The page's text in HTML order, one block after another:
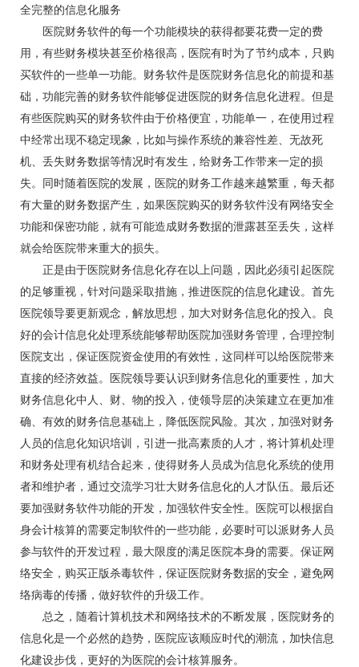
全完整的信息化服务
医院财务软件的每一个功能模块的获得都要花费一定的费
用，有些财务模块甚至价格很高，医院有时为了节约成本，只购
买软件的一些单一功能。财务软件是医院财务信息化的前提和基
础，功能完善的财务软件能够促进医院的财务信息化进程。但是
有些医院购买的财务软件由于价格便宜，功能单一，在使用过程
中经常出现不稳定现象，比如与操作系统的兼容性差、无故死
机、丢失财务数据等情况时有发生，给财务工作带来一定的损
失。同时随着医院的发展，医院的财务工作越来越繁重，每天都
有大量的财务数据产生，如果医院购买的财务软件没有网络安全
功能和保密功能，就有可能造成财务数据的泄露甚至丢失，这样
就会给医院带来重大的损失。
正是由于医院财务信息化存在以上问题，因此必须引起医院
的足够重视，针对问题采取措施，推进医院的信息化建设。首先
医院领导要更新观念，解放思想，加大对财务信息化的投入。良
好的会计信息化处理系统能够帮助医院加强财务管理，合理控制
医院支出，保证医院资金使用的有效性，这同样可以给医院带来
直接的经济效益。医院领导要认识到财务信息化的重要性，加大
财务信息化中人、财、物的投入，使领导层的决策建立在更加准
确、有效的财务信息基础上，降低医院风险。其次，加强对财务
人员的信息化知识培训，引进一批高素质的人才，将计算机处理
和财务处理有机结合起来，使得财务人员成为信息化系统的使用
者和维护者，通过交流学习壮大财务信息化的人才队伍。最后还
要加强财务软件功能的开发，加强软件安全性。医院可以根据自
身会计核算的需要定制软件的一些功能，必要时可以派财务人员
参与软件的开发过程，最大限度的满足医院本身的需要。保证网
络安全，购买正版杀毒软件，保证医院财务数据的安全，避免网
络病毒的传播，做好软件的升级工作。
总之，随着计算机技术和网络技术的不断发展，医院财务的
信息化是一个必然的趋势，医院应该顺应时代的潮流，加快信息
化建设步伐，更好的为医院的会计核算服务。